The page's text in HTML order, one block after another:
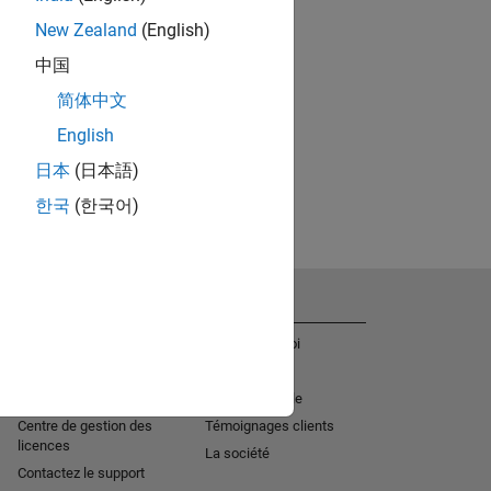
New Zealand (English)
中国
简体中文
English
日本 (日本語)
한국 (한국어)
Centre de gestion des
licences
Contactez le support
Offres d'emploi
Mission sociale
Témoignages clients
La société